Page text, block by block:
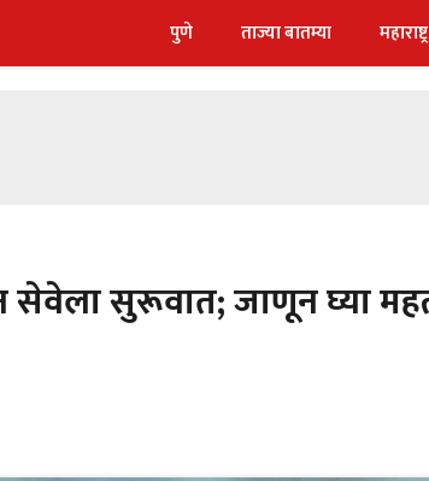
पुणे ताज्या बातम्या महाराष्ट्र
सेवेला सुरूवात; जाणून घ्या